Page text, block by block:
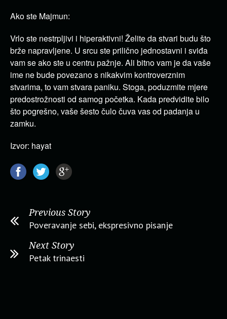
Ako ste Majmun:
Vrlo ste nestrpljivi i hiperaktivni! Želite da stvari budu što
brže napravljene. U srcu ste prilično jednostavni i sviđa
vam se ako ste u centru pažnje. Ali bitno vam je da vaše
ime ne bude povezano s nikakvim kontroverznim
stvarima, to vam stvara paniku. Stoga, poduzmite mjere
predostrožnosti od samog početka. Kada predvidite bilo
što pogrešno, vaše šesto čulo čuva vas od padanja u
zamku.
Izvor: hayat
Previous Story
Poveravanje sebi, ekspresivno pisanje
Next Story
Petak trinaesti